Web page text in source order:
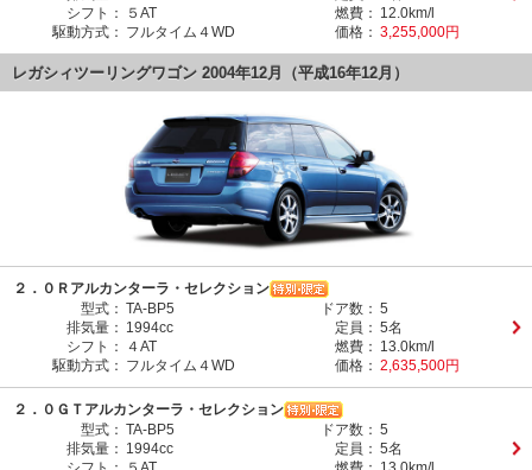
シフト：
５AT 燃費： 12.0km/l
駆動方式： フルタイム４WD 価格： 3,255,000円
レガシィツーリングワゴン 2004年12月（平成16年12月）
２．０Ｒアルカンターラ・セレクション
型式： TA-BP5 ドア数： 5
排気量： 1994cc 定員： 5名
シフト：
４AT 燃費： 13.0km/l
駆動方式： フルタイム４WD 価格： 2,635,500円
２．０ＧＴアルカンターラ・セレクション
型式： TA-BP5 ドア数： 5
排気量： 1994cc 定員： 5名